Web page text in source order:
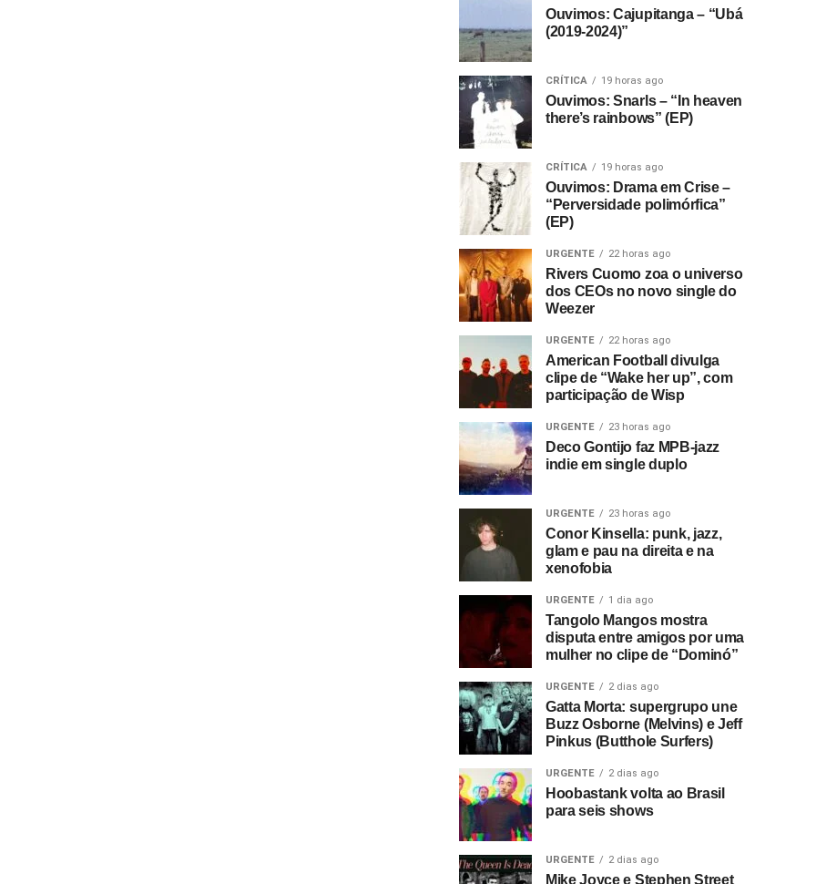
Ouvimos: Cajupitanga – “Ubá
(2019-2024)”
CRÍTICA 19 horas ago
Ouvimos: Snarls – “In heaven
there’s rainbows” (EP)
CRÍTICA 19 horas ago
Ouvimos: Drama em Crise –
“Perversidade polimórfica”
(EP)
URGENTE 22 horas ago
Rivers Cuomo zoa o universo
dos CEOs no novo single do
Weezer
URGENTE 22 horas ago
American Football divulga
clipe de “Wake her up”, com
participação de Wisp
URGENTE 23 horas ago
Deco Gontijo faz MPB-jazz
indie em single duplo
URGENTE 23 horas ago
Conor Kinsella: punk, jazz,
glam e pau na direita e na
xenofobia
URGENTE 1 dia ago
Tangolo Mangos mostra
disputa entre amigos por uma
mulher no clipe de “Dominó”
URGENTE 2 dias ago
Gatta Morta: supergrupo une
Buzz Osborne (Melvins) e Jeff
Pinkus (Butthole Surfers)
URGENTE 2 dias ago
Hoobastank volta ao Brasil
para seis shows
URGENTE 2 dias ago
Mike Joyce e Stephen Street